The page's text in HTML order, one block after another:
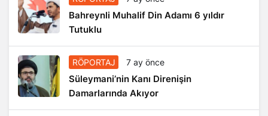
Bahreynli Muhalif Din Adamı 6 yıldır
Tutuklu
RÖPORTAJ 7 ay önce
Süleymani’nin Kanı Direnişin
Damarlarında Akıyor